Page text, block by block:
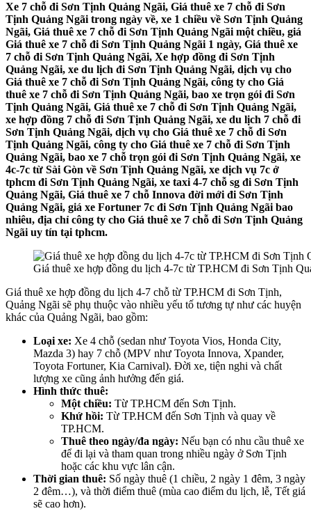
Xe 7 chỗ đi Sơn Tịnh Quảng Ngãi, Giá thuê xe 7 chỗ đi Sơn
Tịnh Quảng Ngãi trong ngày về, xe 1 chiều về Sơn Tịnh Quảng
Ngãi, Giá thuê xe 7 chỗ đi Sơn Tịnh Quảng Ngãi một chiều, giá
Giá thuê xe 7 chỗ đi Sơn Tịnh Quảng Ngãi 1 ngày, Giá thuê xe
7 chỗ đi Sơn Tịnh Quảng Ngãi, Xe hợp đồng đi Sơn Tịnh
Quảng Ngãi, xe du lịch đi Sơn Tịnh Quảng Ngãi, dịch vụ cho
Giá thuê xe 7 chỗ đi Sơn Tịnh Quảng Ngãi, công ty cho Giá
thuê xe 7 chỗ đi Sơn Tịnh Quảng Ngãi, bao xe trọn gói đi Sơn
Tịnh Quảng Ngãi, Giá thuê xe 7 chỗ đi Sơn Tịnh Quảng Ngãi,
xe hợp đồng 7 chỗ đi Sơn Tịnh Quảng Ngãi, xe du lịch 7 chỗ đi
Sơn Tịnh Quảng Ngãi, dịch vụ cho Giá thuê xe 7 chỗ đi Sơn
Tịnh Quảng Ngãi, công ty cho Giá thuê xe 7 chỗ đi Sơn Tịnh
Quảng Ngãi, bao xe 7 chỗ trọn gói đi Sơn Tịnh Quảng Ngãi, xe
4c-7c từ Sài Gòn về Sơn Tịnh Quảng Ngãi, xe dịch vụ 7c ở
tphcm đi Sơn Tịnh Quảng Ngãi, xe taxi 4-7 chỗ sg đi Sơn Tịnh
Quảng Ngãi, Giá thuê xe 7 chỗ Innova đời mới đi Sơn Tịnh
Quảng Ngãi, giá xe Fortuner 7c đi Sơn Tịnh Quảng Ngãi bao
nhiêu, địa chỉ công ty cho Giá thuê xe 7 chỗ đi Sơn Tịnh Quảng
Ngãi uy tín tại tphcm.
Giá thuê xe hợp đồng du lịch 4-7c từ TP.HCM đi Sơn Tịnh
Giá thuê xe hợp đồng du lịch 4-7 chỗ từ TP.HCM đi Sơn Tịnh,
Quảng Ngãi sẽ phụ thuộc vào nhiều yếu tố tương tự như các huyện
khác của Quảng Ngãi, bao gồm:
Loại xe: Xe 4 chỗ (sedan như Toyota Vios, Honda City,
Mazda 3) hay 7 chỗ (MPV như Toyota Innova, Xpander,
Toyota Fortuner, Kia Carnival). Đời xe, tiện nghi và chất
lượng xe cũng ảnh hưởng đến giá.
Hình thức thuê:
Một chiều: Từ TP.HCM đến Sơn Tịnh.
Khứ hồi: Từ TP.HCM đến Sơn Tịnh và quay về
TP.HCM.
Thuê theo ngày/đa ngày: Nếu bạn có nhu cầu thuê xe
để đi lại và tham quan trong nhiều ngày ở Sơn Tịnh
hoặc các khu vực lân cận.
Thời gian thuê: Số ngày thuê (1 chiều, 2 ngày 1 đêm, 3 ngày
2 đêm…), và thời điểm thuê (mùa cao điểm du lịch, lễ, Tết giá
sẽ cao hơn).